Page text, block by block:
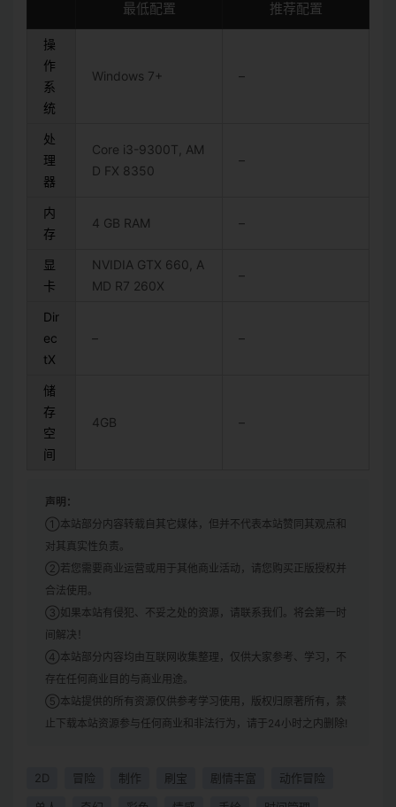
最低配置 推荐配置
操
作
系
统
Windows 7+ –
处
理
器
Core i3-9300T, AM
D FX 8350
–
内
存
4 GB RAM –
显
卡
NVIDIA GTX 660, A
MD R7 260X
–
Dir
ec
tX
– –
储
存
空
间
4GB –
声明：
①本站部分内容转载自其它媒体，但并不代表本站赞同其观点和
对其真实性负责。
②若您需要商业运营或用于其他商业活动，请您购买正版授权并
合法使用。
③如果本站有侵犯、不妥之处的资源，请联系我们。将会第一时
间解决！
④本站部分内容均由互联网收集整理，仅供大家参考、学习，不
存在任何商业目的与商业用途。
⑤本站提供的所有资源仅供参考学习使用，版权归原著所有，禁
止下载本站资源参与任何商业和非法行为，请于24小时之内删除!
2D 冒险 制作 刷宝 剧情丰富 动作冒险